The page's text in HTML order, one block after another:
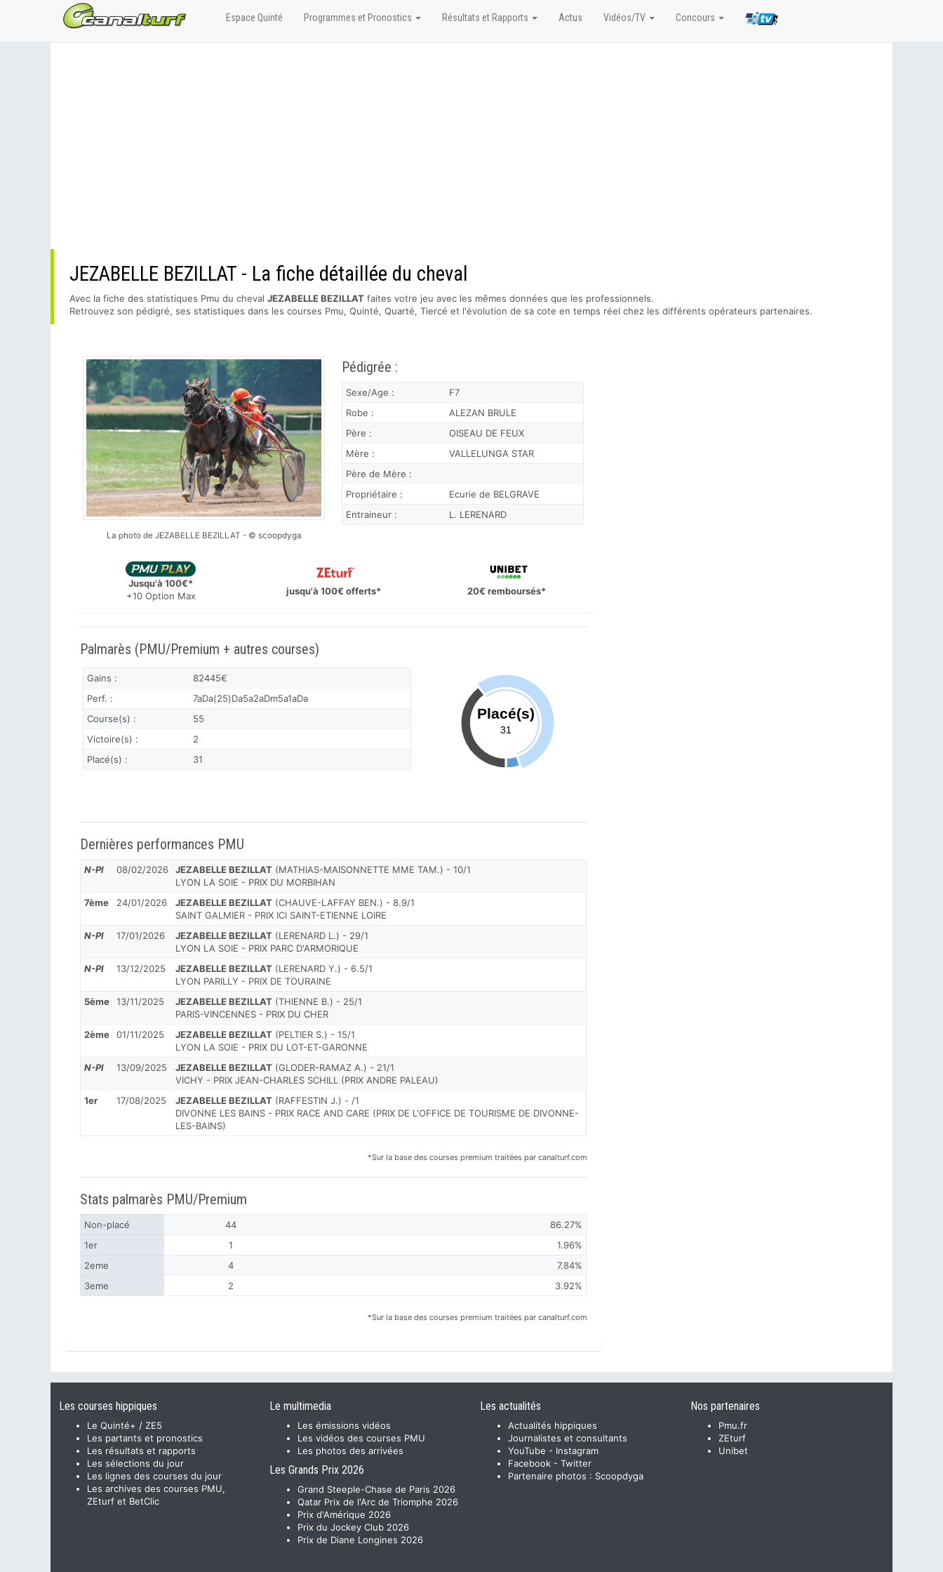
JEZABELLE BEZILLAT - La fiche détaillée du cheval
Avec la fiche des statistiques Pmu du cheval JEZABELLE BEZILLAT faites votre jeu avec les mêmes données que les professionnels.
Retrouvez son pédigré, ses statistiques dans les courses Pmu, Quinté, Quarté, Tiercé et l'évolution de sa cote en temps réel chez les différents opérateurs partenaires.
La photo de JEZABELLE BEZILLAT - © scoopdyga
Pédigrée :
Sexe/Age :
F7
Robe :
ALEZAN BRULE
Père :
OISEAU DE FEUX
Mère :
VALLELUNGA STAR
Père de Mère :
Propriétaire :
Ecurie de BELGRAVE
Entraineur :
L. LERENARD
Jusqu'à 100€*
+10 Option Max
jusqu'à 100€ offerts* 20€ remboursés*
Palmarès (PMU/Premium + autres courses)
Gains :
82445€
Perf. :
7aDa(25)Da5a2aDm5a1aDa
Course(s) :
55
Victoire(s) :
2
Placé(s) :
31
Placé(s)
31
Dernières performances PMU
N-Pl 08/02/2026 JEZABELLE BEZILLAT (MATHIAS-MAISONNETTE MME TAM.) - 10/1
LYON LA SOIE - PRIX DU MORBIHAN
7ème
24/01/2026 JEZABELLE BEZILLAT (CHAUVE-LAFFAY BEN.) - 8.9/1
SAINT GALMIER - PRIX ICI SAINT-ETIENNE LOIRE
N-Pl
17/01/2026 JEZABELLE BEZILLAT (LERENARD L.) - 29/1
LYON LA SOIE - PRIX PARC D'ARMORIQUE
N-Pl
13/12/2025 JEZABELLE BEZILLAT (LERENARD Y.) - 6.5/1
LYON PARILLY - PRIX DE TOURAINE
5ème
13/11/2025 JEZABELLE BEZILLAT (THIENNE B.) - 25/1
PARIS-VINCENNES - PRIX DU CHER
2ème
01/11/2025 JEZABELLE BEZILLAT (PELTIER S.) - 15/1
LYON LA SOIE - PRIX DU LOT-ET-GARONNE
N-Pl
13/09/2025 JEZABELLE BEZILLAT (GLODER-RAMAZ A.) - 21/1
VICHY - PRIX JEAN-CHARLES SCHILL (PRIX ANDRE PALEAU)
1er
17/08/2025 JEZABELLE BEZILLAT (RAFFESTIN J.) - /1
DIVONNE LES BAINS - PRIX RACE AND CARE (PRIX DE L'OFFICE DE TOURISME DE DIVONNE-
LES-BAINS)
*Sur la base des courses premium traitées par canalturf.com
Stats palmarès PMU/Premium
Non-placé 44
86.27%
1er
1
1.96%
2eme
4
7.84%
3eme
2 3.92%
*Sur la base des courses premium traitées par canalturf.com
Espace Quinté Programmes et Pronostics Résultats et Rapports Actus Vidéos/TV Concours
Les courses hippiques
Le Quinté+ / ZE5
Les partants et pronostics
Les résultats et rapports
Les sélections du jour
Les lignes des courses du jour
Les archives des courses PMU,
ZEturf et BetClic
Le multimedia
Les émissions vidéos
Les vidéos des courses PMU
Les photos des arrivées
Les Grands Prix 2026
Grand Steeple-Chase de Paris 2026
Qatar Prix de l'Arc de Triomphe 2026
Prix d'Amérique 2026
Prix du Jockey Club 2026
Prix de Diane Longines 2026
Les actualités
Actualités hippiques
Journalistes et consultants
YouTube - Instagram
Facebook - Twitter
Partenaire photos : Scoopdyga
Nos partenaires
Pmu.fr
ZEturf
Unibet